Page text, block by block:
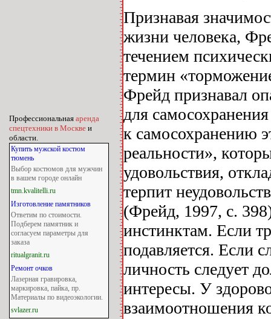
Профессиональная аренда
спецтехники в Москве и
области.
Купить мужской костюм
тюмень
Выбор костюмов для мужчин
в вашем городе онлайн
tmn.kvalitelli.ru
Изготовление памятников
Ответим по стоимости.
Подберем памятник и
согласуем параметры для
заказа
ritualgranit.ru
Ремонт очков
Лазерная гравировка,
маркировка, пайка, пр.
Материалы по видеоэкологии.
svlazer.ru
Признавая
жизни человека,
течением
термин
Фрейд признавал
для
к самосохранению
реальности»,
удовольствия,
терпит
(Фрейд, 1997, с.
инстинктам. Если
подавляется. Если
личность следует
интересы. У
взаимоотношения